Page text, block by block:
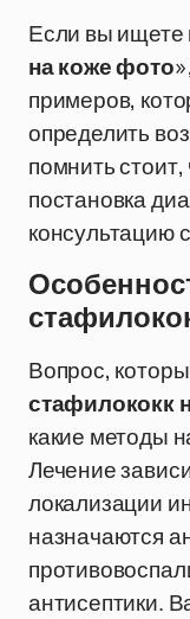
Если вы ищете
на коже фото
примеров,
определить
помнить
постановка
консультацию
Вопрос,
стафилококк
какие методы
Лечение
локализации
назначаются
антисептики.